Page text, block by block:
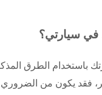
في سيارتي؟
باستخدام الطرق
فقد يكون من الضروري